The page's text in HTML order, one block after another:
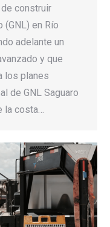
construir
(GNL) en Río
adelante un
y que
los planes
de GNL Saguaro
la costa…